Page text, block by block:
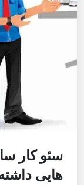
سئو کار
هایی